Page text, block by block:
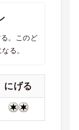
。このど
る。
にげる